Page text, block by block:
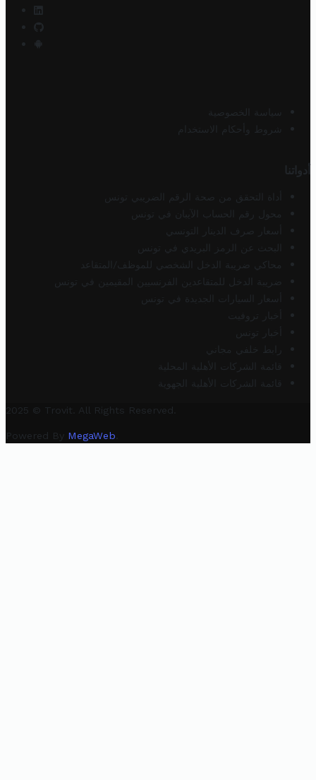
سياسة الخصوصية
شروط وأحكام الاستخدام
أدواتنا
أداة التحقق من صحة الرقم الضريبي تونس
محول رقم الحساب الآيبان في تونس
أسعار صرف الدينار التونسي
البحث عن الرمز البريدي في تونس
محاكي ضريبة الدخل الشخصي للموظف/المتقاعد
ضريبة الدخل للمتقاعدين الفرنسيين المقيمين في تونس
أسعار السيارات الجديدة في تونس
أخبار تروفيت
أخبار تونس
رابط خلفي مجاني
قائمة الشركات الأهلية المحلية
قائمة الشركات الأهلية الجهوية
2025 © Trovit. All Rights Reserved.
Powered By MegaWeb